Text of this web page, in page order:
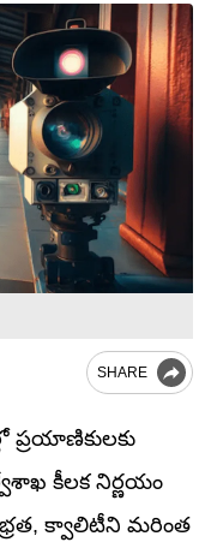
SHARE
ప్రయాణికులకు
కీలక నిర్ణయం
క్వాలిటీని మరింత